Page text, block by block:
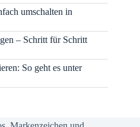
umschalten in
– Schritt für Schritt
So geht es unter